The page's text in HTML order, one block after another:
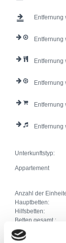
Entfernung
Entfernung
Entfernung
Entfernung
Entfernung
Entfernung
Unterkunftstyp:
Appartement
Anzahl der
Hauptbetten:
Hilfsbetten:
Betten gesamt :
Zusätze: